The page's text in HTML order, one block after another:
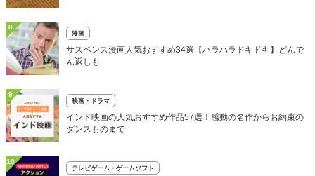
8
漫画
サスペンス漫画人気おすすめ34選【ハラハラドキドキ】どんで
ん返しも
9
映画・ドラマ
インド映画の人気おすすめ作品57選！感動の名作からお約束の
ダンスものまで
10
テレビゲーム・ゲームソフト